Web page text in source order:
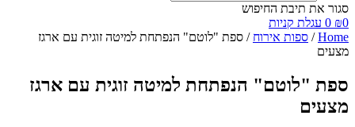
סגור את תיבת החיפוש
₪0
0 עגלת קניות
Home
/ ספות אירוח / ספת "לוטם" הנפתחת למיטה זוגית עם ארגז
מצעים
ספת "לוטם" הנפתחת למיטה זוגית עם ארגז
מצעים